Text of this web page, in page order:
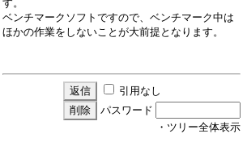
す。
ベンチマークソフトですので、ベンチマーク中は
ほかの作業をしないことが大前提となります。
引用なし
パスワード
・ツリー全体表示